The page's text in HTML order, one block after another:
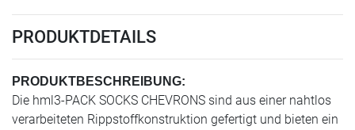
PRODUKTDETAILS
PRODUKTBESCHREIBUNG:
Die hml3-PACK SOCKS CHEVRONS sind aus einer nahtlos
verarbeiteten Rippstoffkonstruktion gefertigt und bieten ein